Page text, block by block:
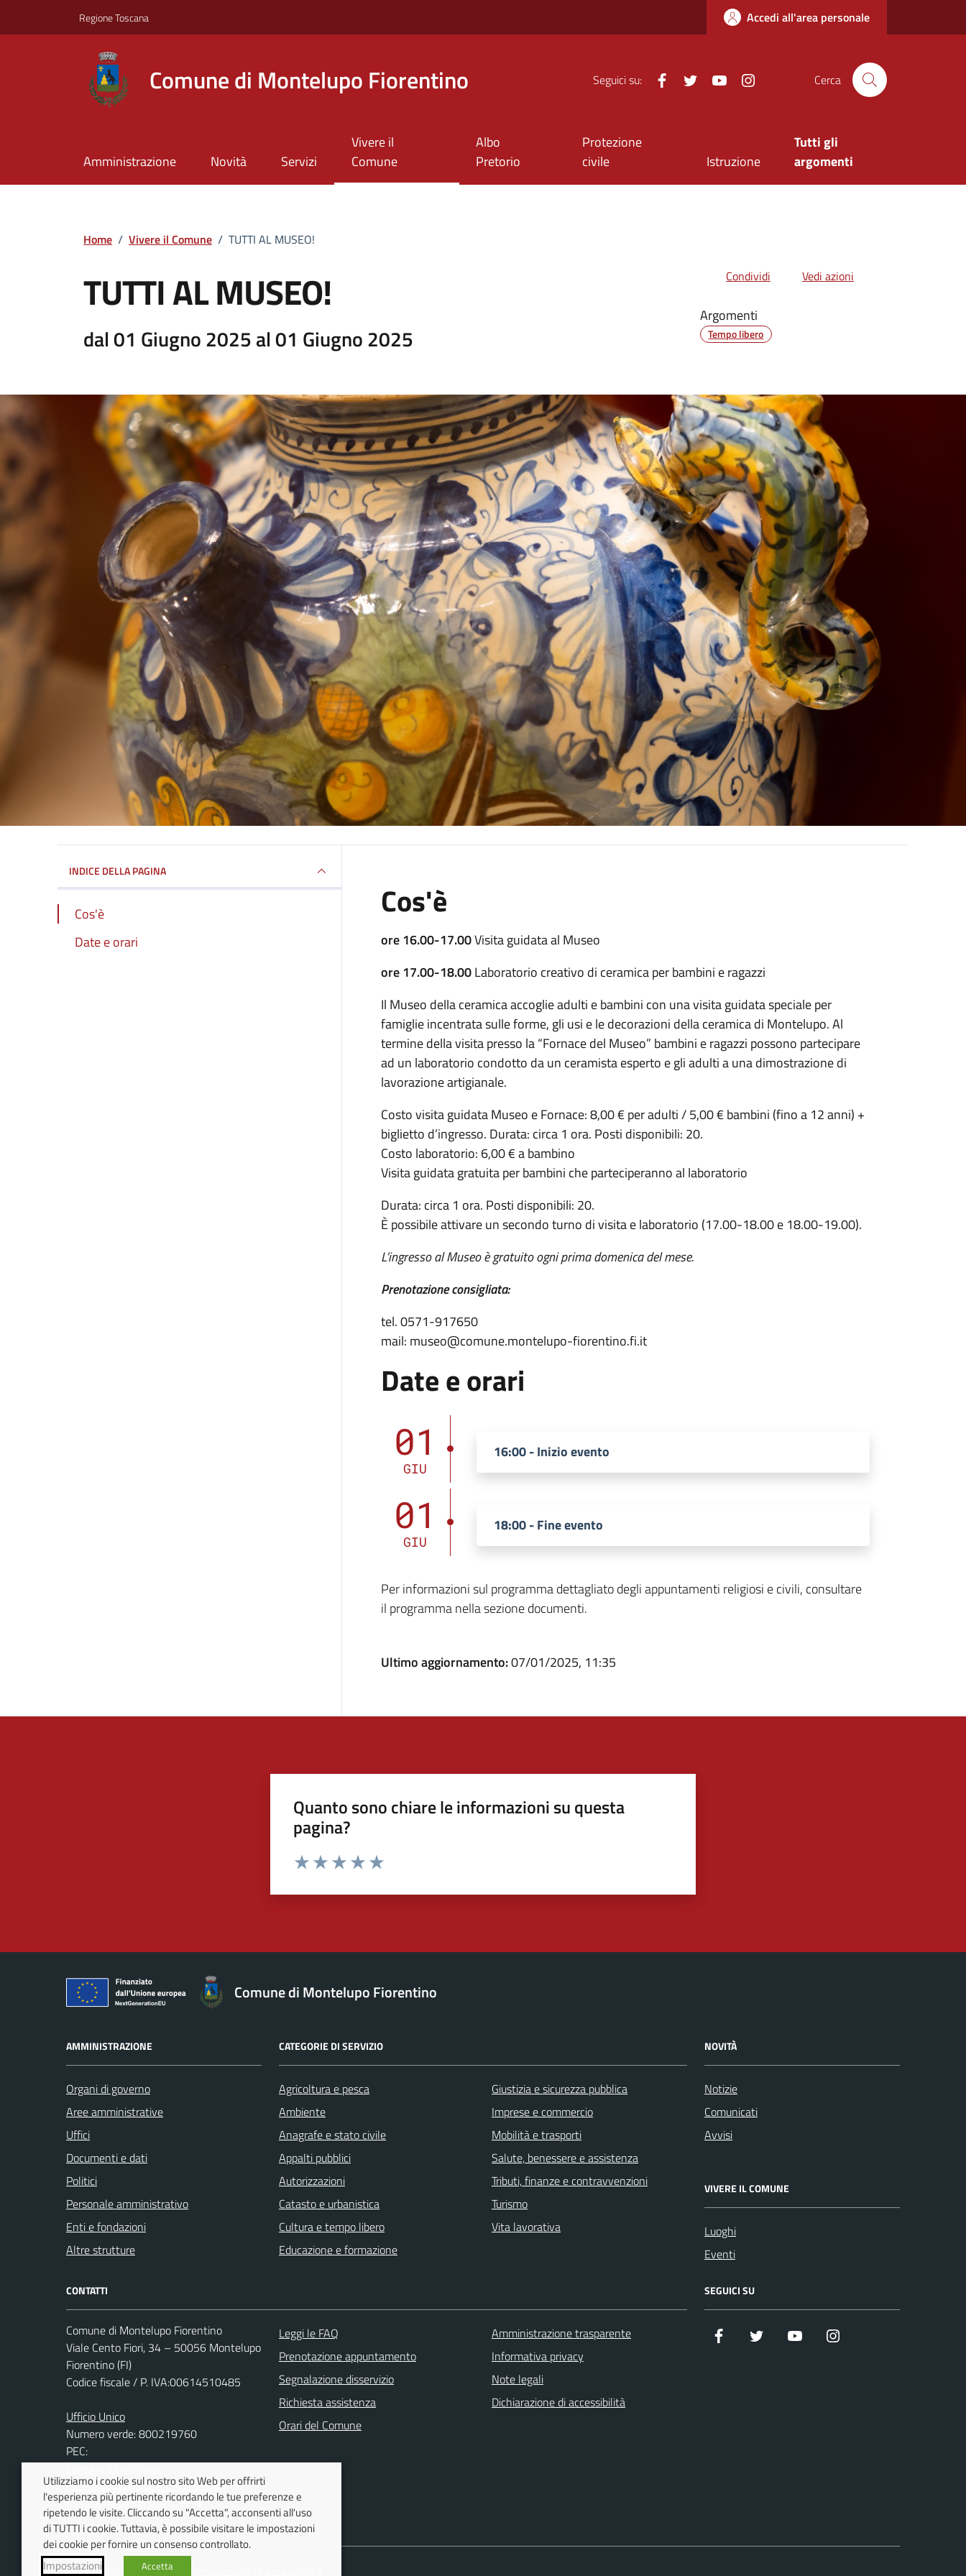
Regione Toscana Accedi all'area personale
Comune di Montelupo Fiorentino Seguici su: FacebookTwitter Youtube Cerca
Amministrazione Novità Servizi
Vivere il
Comune
Albo
Pretorio
Protezione
civile
Istruzione
Tutti gli
argomenti
Home / Vivere il Comune / TUTTI AL MUSEO!
TUTTI AL MUSEO!
dal 01 Giugno 2025 al 01 Giugno 2025
Condividi Vedi azioni
Argomenti
Tempo libero
INDICE DELLA PAGINA
Cos'è
Date e orari
Cos'è
ore 16.00-17.00Visita guidata al Museo
ore 17.00-18.00Laboratorio creativo di ceramica per bambini e ragazzi
Il Museo della ceramica accoglie adulti e bambini con una visita guidata speciale per
famiglie incentrata sulle forme, gli usi e le decorazioni della ceramica di Montelupo. Al
termine della visita presso la “Fornace del Museo” bambini e ragazzi possono partecipare
ad un laboratorio condotto da un ceramista esperto e gli adulti a una dimostrazione di
lavorazione artigianale.
Costo visita guidata Museo e Fornace: 8,00 € per adulti / 5,00 € bambini (fino a 12 anni) +
biglietto d’ingresso. Durata: circa 1 ora. Posti disponibili: 20.
Costo laboratorio: 6,00 € a bambino
Visita guidata gratuita per bambini che parteciperanno al laboratorio
Durata: circa 1 ora. Posti disponibili: 20.
È possibile attivare un secondo turno di visita e laboratorio (17.00-18.00 e 18.00-19.00).
L’ingresso al Museo è gratuito ogni prima domenica del mese.
Prenotazione consigliata:
tel. 0571-917650
mail: museo@comune.montelupo-fiorentino.fi.it
Date e orari
01
GIU
16:00 - Inizio evento
01
GIU
18:00 - Fine evento
Per informazioni sul programma dettagliato degli appuntamenti religiosi e civili, consultare
il programma nella sezione documenti.
Ultimo aggiornamento:07/01/2025, 11:35
Quanto sono chiare le informazioni su questa
pagina?
Comune di Montelupo Fiorentino
AMMINISTRAZIONE
Organi di governo
Aree amministrative
Uffici
Documenti e dati
Politici
Personale amministrativo
Enti e fondazioni
Altre strutture
CATEGORIE DI SERVIZIO
Agricoltura e pesca
Ambiente
Anagrafe e stato civile
Appalti pubblici
Autorizzazioni
Catasto e urbanistica
Cultura e tempo libero
Educazione e formazione
Giustizia e sicurezza pubblica
Imprese e commercio
Mobilità e trasporti
Salute, benessere e assistenza
Tributi, finanze e contravvenzioni
Turismo
Vita lavorativa
NOVITÀ
Notizie
Comunicati
Avvisi
VIVERE IL COMUNE
Luoghi
Eventi
CONTATTI
Comune di Montelupo Fiorentino
Viale Cento Fiori, 34 – 50056 Montelupo
Fiorentino (FI)
Codice fiscale / P. IVA:00614510485
Ufficio Unico
Numero verde: 800219760
PEC:
comune.montelupo-
fiorentino@postacert.toscana.it
Centralino unico: 0571 9174
Leggi le FAQ
Prenotazione appuntamento
Segnalazione disservizio
Richiesta assistenza
Orari del Comune
Amministrazione trasparente
Informativa privacy
Note legali
Dichiarazione di accessibilità
SEGUICI SU
Facebook Twitter Youtube
Note Legali
Utilizziamo i cookie sul nostro sito Web per offrirti
l'esperienza più pertinente ricordando le tue preferenze e
ripetendo le visite. Cliccando su "Accetta", acconsenti all'uso
di TUTTI i cookie. Tuttavia, è possibile visitare le impostazioni
dei cookie per fornire un consenso controllato.
Impostazioni
Accetta